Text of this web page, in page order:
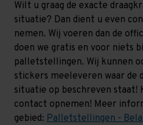
Wilt u graag de exacte
situatie? Dan dient u even
nemen. Wij voeren dan de
doen we gratis en voor niets
palletstellingen. Wij kunnen
stickers meeleveren waar de
situatie op beschreven
contact opnemen! Meer
gebied: Palletstellingen -